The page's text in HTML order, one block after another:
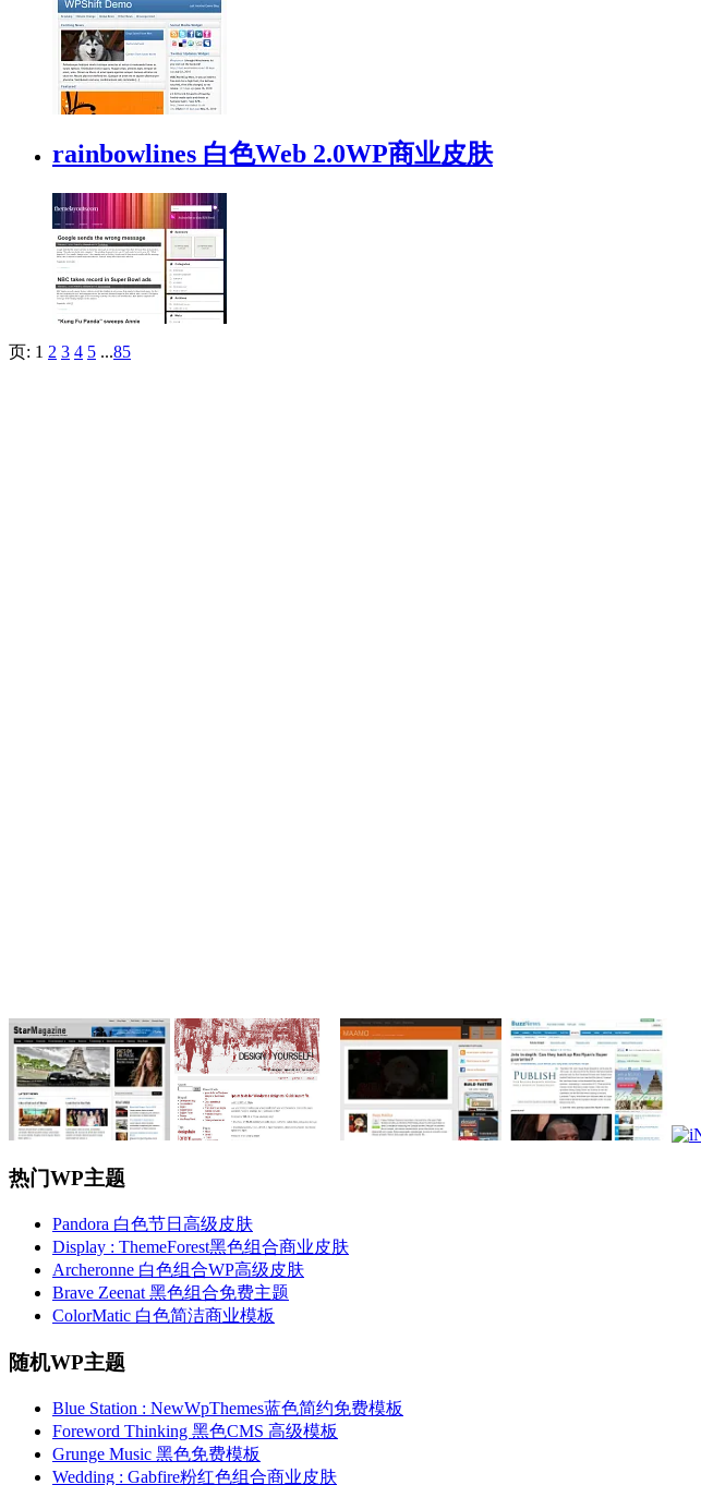
rainbowlines 白色Web 2.0WP商业皮肤
页: 1 2 3 4 5 ...85
热门WP主题
Pandora 白色节日高级皮肤
Display : ThemeForest黑色组合商业皮肤
Archeronne 白色组合WP高级皮肤
Brave Zeenat 黑色组合免费主题
ColorMatic 白色简洁商业模板
随机WP主题
Blue Station : NewWpThemes蓝色简约免费模板
Foreword Thinking 黑色CMS 高级模板
Grunge Music 黑色免费模板
Wedding : Gabfire粉红色组合商业皮肤